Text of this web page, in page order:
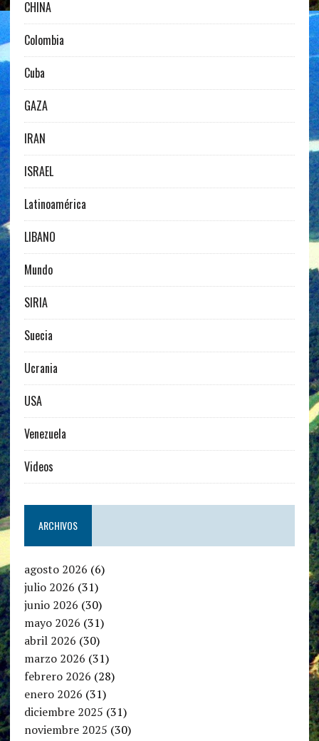
CHINA
Colombia
Cuba
GAZA
IRAN
ISRAEL
Latinoamérica
LIBANO
Mundo
SIRIA
Suecia
Ucrania
USA
Venezuela
Videos
ARCHIVOS
agosto 2026 (6)
julio 2026 (31)
junio 2026 (30)
mayo 2026 (31)
abril 2026 (30)
marzo 2026 (31)
febrero 2026 (28)
enero 2026 (31)
diciembre 2025 (31)
noviembre 2025 (30)